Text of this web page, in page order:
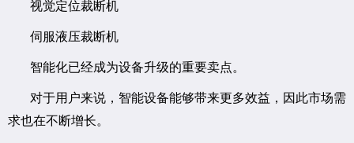
视觉定位裁断机
伺服液压裁断机
智能化已经成为设备升级的重要卖点。
对于用户来说，智能设备能够带来更多效益，因此市场需
求也在不断增长。